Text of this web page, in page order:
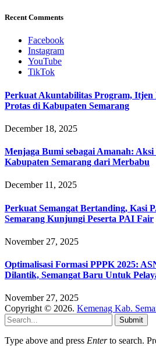
Recent Comments
Facebook
Instagram
YouTube
TikTok
Perkuat Akuntabilitas Program, Itjen
Protas di Kabupaten Semarang
December 18, 2025
Menjaga Bumi sebagai Amanah:
Kabupaten Semarang dari Merbabu
December 11, 2025
Perkuat Semangat Bertanding, Kasi
Semarang Kunjungi Peserta PAI Fair
November 27, 2025
Optimalisasi Formasi PPPK 2025:
Dilantik, Semangat Baru Untuk
November 27, 2025
Copyright © 2026. Kemenag Kab.
Submit
Type above and press Enterto search.